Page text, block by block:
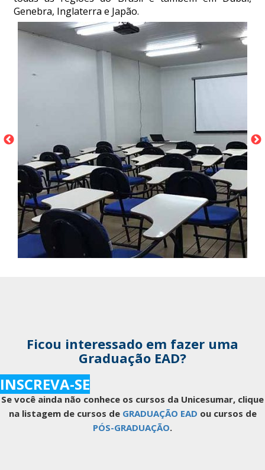
Genebra, Inglaterra e Japão.
Ficou interessado em fazer uma
Graduação EAD?
INSCREVA-SE
Se você ainda não conhece os cursos da Unicesumar, clique
na listagem de cursos de GRADUAÇÃO EAD ou cursos de
PÓS-GRADUAÇÃO.